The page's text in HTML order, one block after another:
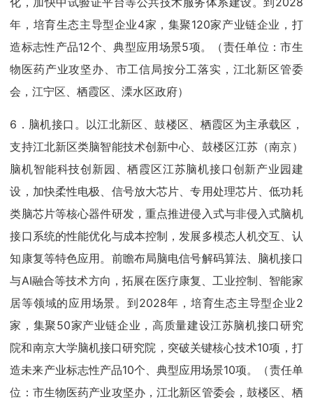
年，培育生态主导型企业4家，集聚120家产业链企业，打
造标志性产品12个、典型应用场景5项。（责任单位：市生
物医药产业攻坚办、市工信局按分工落实，江北新区管委
会，江宁区、栖霞区、溧水区政府）
6．脑机接口。以江北新区、鼓楼区、栖霞区为主承载区，
支持江北新区类脑智能技术创新中心、鼓楼区江苏（南京）
脑机智能科技创新园、栖霞区江苏脑机接口创新产业园建
设，加快柔性电极、信号放大芯片、专用处理芯片、低功耗
类脑芯片等核心器件研发，重点推进侵入式与非侵入式脑机
接口系统的性能优化与成本控制，发展多模态人机交互、认
知康复等特色应用。前瞻布局脑电信号解码算法、脑机接口
与AI融合等技术方向，拓展在医疗康复、工业控制、智能家
居等领域的应用场景。到2028年，培育生态主导型企业2
家，集聚50家产业链企业，高质量建设江苏脑机接口研究
院和南京大学脑机接口研究院，突破关键核心技术10项，打
造未来产业标志性产品10个、典型应用场景10项。（责任单
位：市生物医药产业攻坚办，江北新区管委会，鼓楼区、栖